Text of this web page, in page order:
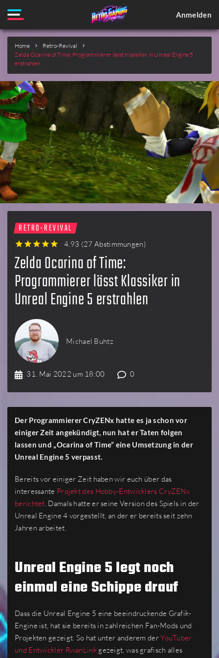
Anmelden
Home
Retro-Revival
Zelda Ocarina of Time: Programmierer lässt Klassiker in Unreal Engine 5
erstrahlen
RETRO-REVIVAL
4.93 (27 Abstimmungen)
Zelda Ocarina of Time:
Programmierer lässt Klassiker in
Unreal Engine 5 erstrahlen
Michael Buhtz
31. Mai 2022 um 18:00 0
Der Programmierer CryZENx hatte es ja schon vor
einiger Zeit angekündigt, nun hat er Taten folgen
lassen und „Ocarina of Time“ eine Umsetzung in der
Unreal Engine 5 verpasst.
Bereits vor einiger Zeit haben wir euch über das
interessante Projekt des Hobby-Entwicklers CryZENx
berichtet. Damals hatte er seine Version des Spiels in der
Unreal Engine 4 vorgestellt, an der er bereits seit zehn
Jahren arbeitet.
Unreal Engine 5 legt noch
einmal eine Schippe drauf
Dass die Unreal Engine 5 eine beeindruckende Grafik-
Engine ist, hat sie bereits in zahlreichen Fan-Mods und
Projekten gezeigt. So hat unter anderem derYouTuber
und Entwickler RwanLinkgezeigt, was grafisch alles